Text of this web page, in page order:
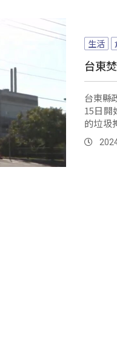
生活
台東
台東縣
15日開
的垃圾
到縣議